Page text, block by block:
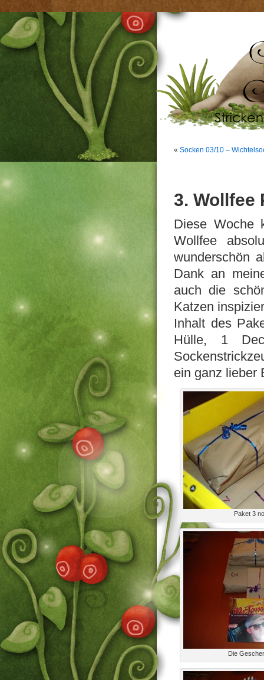
« Socken 03/10 –
3. Wollfee
Diese Woche
Wollfee
wunderschön
Dank an
auch die
Katzen
Inhalt des
Hülle, 1
ein ganz lieber
Paket 3
Die